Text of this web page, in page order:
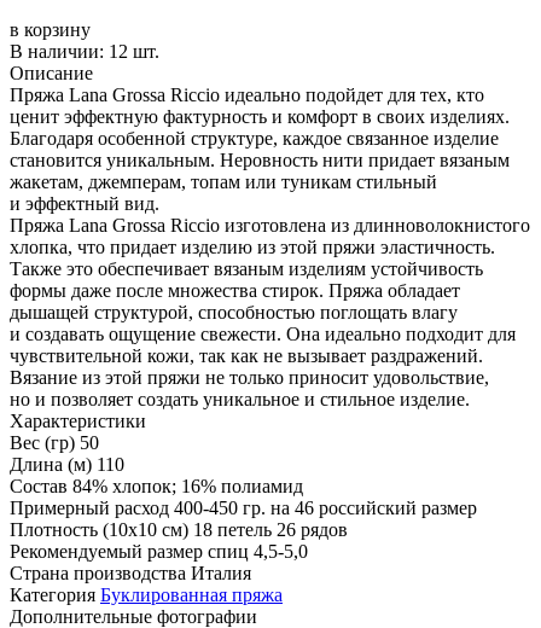
в корзину
В наличии: 12 шт.
Описание
Пряжа Lana Grossa Riccio идеально подойдет для тех, кто
ценит эффектную фактурность и комфорт в своих изделиях.
Благодаря особенной структуре, каждое связанное изделие
становится уникальным. Неровность нити придает вязаным
жакетам, джемперам, топам или туникам стильный
и эффектный вид.
Пряжа Lana Grossa Riccio изготовлена из длинноволокнистого
хлопка, что придает изделию из этой пряжи эластичность.
Также это обеспечивает вязаным изделиям устойчивость
формы даже после множества стирок. Пряжа обладает
дышащей структурой, способностью поглощать влагу
и создавать ощущение свежести. Она идеально подходит для
чувствительной кожи, так как не вызывает раздражений.
Вязание из этой пряжи не только приносит удовольствие,
но и позволяет создать уникальное и стильное изделие.
Характеристики
Вес (гр) 50
Длина (м) 110
Состав 84% хлопок; 16% полиамид
Примерный расход 400-450 гр. на 46 российский размер
Плотность (10x10 см) 18 петель 26 рядов
Рекомендуемый размер спиц 4,5-5,0
Страна производства Италия
Категория Буклированная пряжа
Дополнительные фотографии